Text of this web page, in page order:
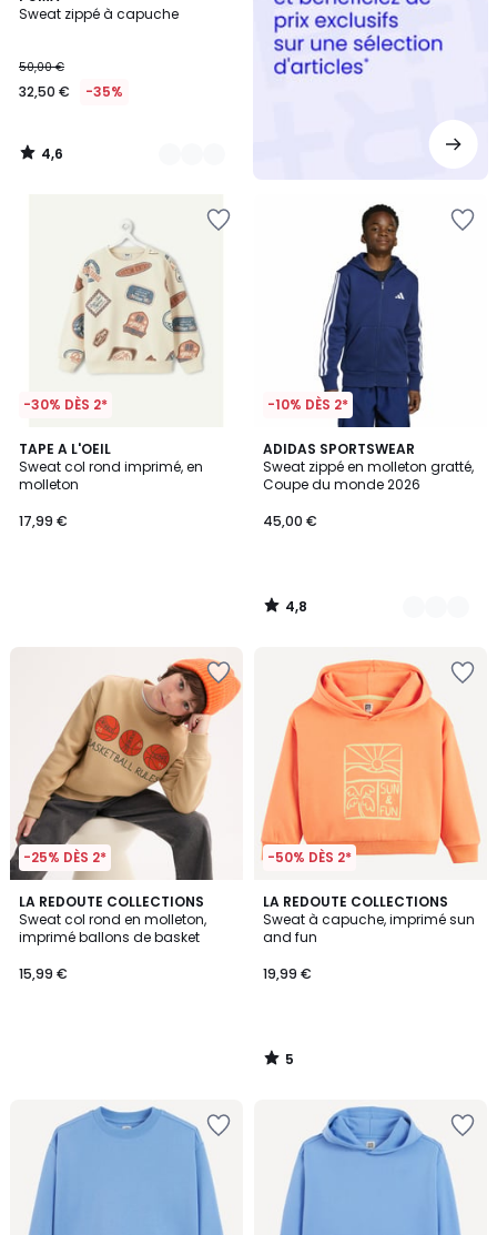
Sweat zippé à capuche
50,00 €
32,50 € -35%
/ 5
Couleurs
4,6
/
-30% DÈS 2*
TAPE A L'OEIL
Sweat col rond imprimé, en
molleton
17,99 €
-10% DÈS 2*
ADIDAS SPORTSWEAR
Sweat zippé en molleton gratté,
Coupe du monde 2026
45,00 €
4,8
/ 5
2
Couleurs
4,8
/
-25% DÈS 2*
LA REDOUTE COLLECTIONS
Sweat col rond en molleton,
imprimé ballons de basket
15,99 €
-50% DÈS 2*
LA REDOUTE COLLECTIONS
Sweat à capuche, imprimé sun
and fun
19,99 €
5
/
5
5
/